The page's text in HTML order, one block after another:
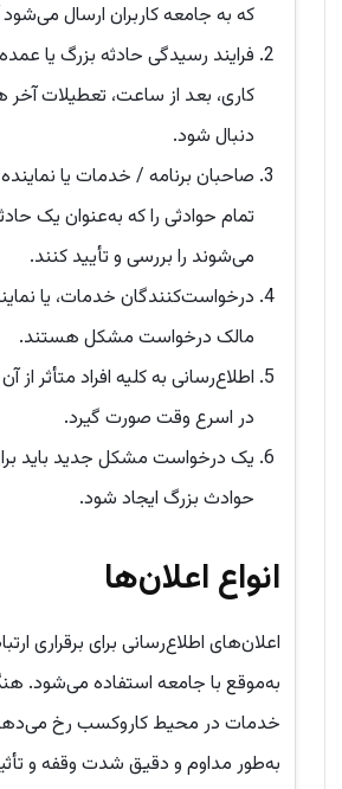
که به جامعه کاربران ارسال می‌شود
فرایند رسیدگی حادثه بزرگ یا
کاری، بعد از ساعت، تعطیلات
دنبال شود.
صاحبان برنامه / خدمات یا
تمام حوادثی را که به‌عنوان یک
می‌شوند را بررسی و تأیید کنند.
درخواست‌کنندگان خدمات، یا
مالک درخواست مشکل هستند.
اطلاع‌رسانی به کلیه افراد متأثر از
در اسرع وقت صورت گیرد.
یک درخواست مشکل جدید باید
حوادث بزرگ ایجاد شود.
انواع اعلان‌ها
اعلان‌های اطلاع‌رسانی برای برقراری
به‌موقع با جامعه استفاده می‌شود.
خدمات در محیط کاروکسب رخ
به‌طور مداوم و دقیق شدت وقفه و